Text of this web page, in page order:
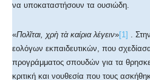
να υποκαταστήσουν τα ουσιώδη.
«Πολῖται, χρὴ τὰ καίρια λέγειν»[1] .
εολόγων εκπαιδευτικών, που
προγράμματος σπουδών για τα
κριτική και νουθεσία που τους